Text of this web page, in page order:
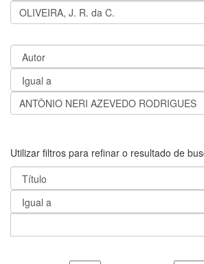
Utilizar filtros para refinar o resultado de